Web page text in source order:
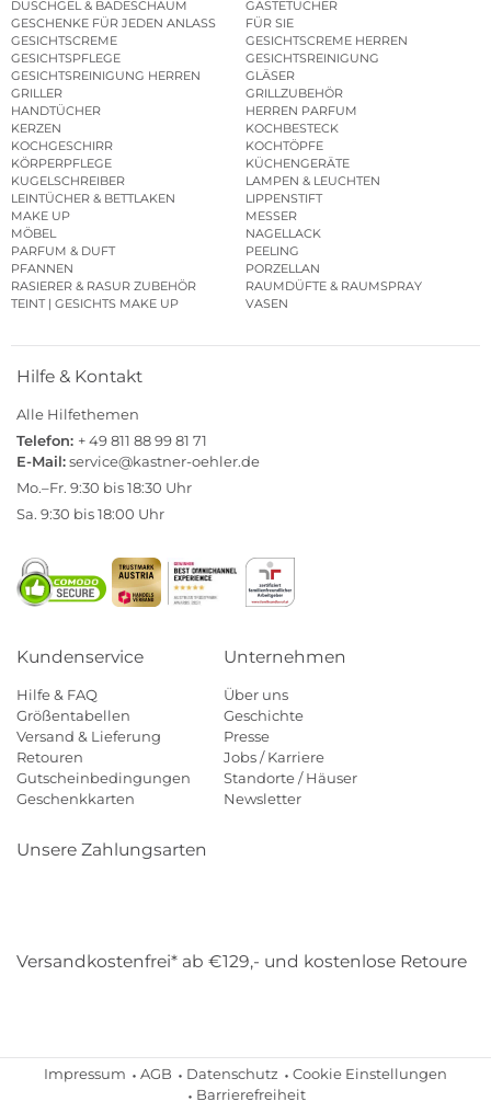
DUSCHGEL & BADESCHAUM
GÄSTETÜCHER
GESCHENKE FÜR JEDEN ANLASS
FÜR SIE
GESICHTSCREME
GESICHTSCREME HERREN
GESICHTSPFLEGE
GESICHTSREINIGUNG
GESICHTSREINIGUNG HERREN
GLÄSER
GRILLER
GRILLZUBEHÖR
HANDTÜCHER
HERREN PARFUM
KERZEN
KOCHBESTECK
KOCHGESCHIRR
KOCHTÖPFE
KÖRPERPFLEGE
KÜCHENGERÄTE
KUGELSCHREIBER
LAMPEN & LEUCHTEN
LEINTÜCHER & BETTLAKEN
LIPPENSTIFT
MAKE UP
MESSER
MÖBEL
NAGELLACK
PARFUM & DUFT
PEELING
PFANNEN
PORZELLAN
RASIERER & RASUR ZUBEHÖR
RAUMDÜFTE & RAUMSPRAY
TEINT | GESICHTS MAKE UP
VASEN
Hilfe & Kontakt
Alle Hilfethemen
Telefon: + 49 811 88 99 81 71
E-Mail:service@kastner-oehler.de
Mo.–Fr. 9:30 bis 18:30 Uhr
Sa. 9:30 bis 18:00 Uhr
Kundenservice
Hilfe & FAQ
Größentabellen
Versand & Lieferung
Retouren
Gutscheinbedingungen
Geschenkkarten
Unternehmen
Über uns
Geschichte
Presse
Jobs / Karriere
Standorte / Häuser
Newsletter
Unsere Zahlungsarten
Versandkostenfrei* ab €129,- und kostenlose Retoure
Impressum AGB Datenschutz
Cookie Einstellungen
Barrierefreiheit